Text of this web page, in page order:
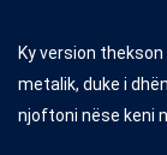
Ky version
metalik, duke i
njoftoni nëse keni